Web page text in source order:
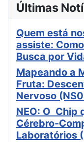
Últimas
Quem está
assiste:
Busca por
Mapeando a
Fruta:
Nervoso
NEO: O Chip
Cérebro-
Laboratórios